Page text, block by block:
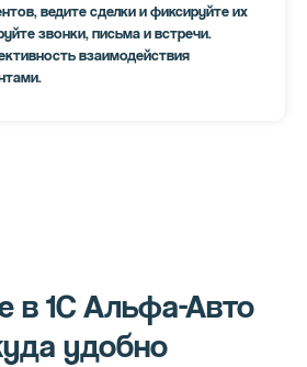
ведите сделки и фиксируйте их
звонки, письма и встречи.
взаимодействия
в 1С Альфа-Авто
удобно